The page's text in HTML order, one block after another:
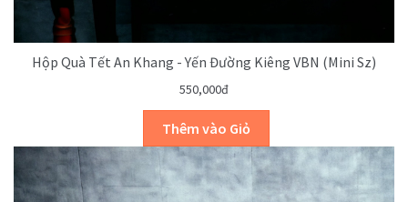
Hộp Quà Tết An Khang - Yến Đường Kiêng VBN (mini Sz)
550,000đ